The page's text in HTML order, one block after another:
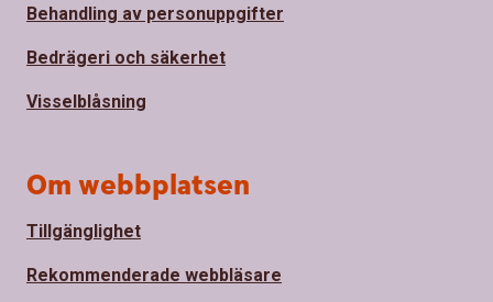
Behandling av personuppgifter
Bedrägeri och säkerhet
Visselblåsning
Om webbplatsen
Tillgänglighet
Rekommenderade webbläsare